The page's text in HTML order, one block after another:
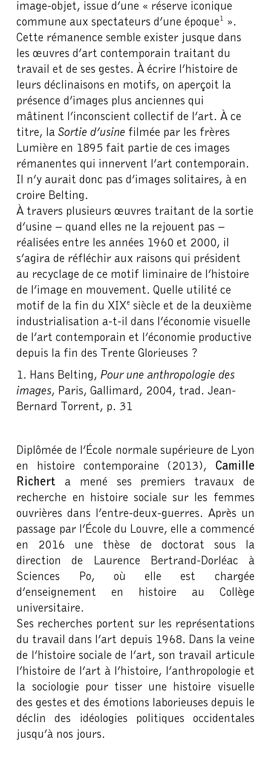
image-objet, issue d’une « réserve iconique
commune aux spectateurs d’une époque1
».
Cette rémanence semble exister jusque dans
les œuvres d’art contemporain traitant du
travail et de ses gestes. À écrire l’histoire de
leurs déclinaisons en motifs, on aperçoit la
présence d’images plus anciennes qui
mâtinent l’inconscient collectif de l’art. À ce
titre, laSortie d’usine filmée par les frères
Lumière en 1895 fait partie de ces images
rémanentes qui innervent l’art contemporain.
Il n’y aurait donc pas d’images solitaires, à en
croire Belting.
À travers plusieurs œuvres traitant de la sortie
d’usine – quand elles ne la rejouent pas –
réalisées entre les années 1960 et 2000, il
s’agira de réfléchir aux raisons qui président
au recyclage de ce motif liminaire de l’histoire
de l’image en mouvement. Quelle utilité ce
motif de la fin du XIXe siècle et de la deuxième
industrialisation a-t-il dans l’économie visuelle
de l’art contemporain et l’économie productive
depuis la fin des Trente Glorieuses ?
1. Hans Belting, Pour une anthropologie des
images, Paris, Gallimard, 2004, trad. Jean-
Bernard Torrent, p. 31
Diplômée de l’École normale supérieure de Lyon
en histoire contemporaine (2013), Camille
Richert a mené ses premiers travaux de
recherche en histoire sociale sur les femmes
ouvrières dans l’entre-deux-guerres. Après un
passage par l’École du Louvre, elle a commencé
en 2016 une thèse de doctorat sous la
direction de Laurence Bertrand-Dorléac à
Sciences Po, où elle est chargée
d’enseignement en histoire au Collège
universitaire.
Ses recherches portent sur les représentations
du travail dans l’art depuis 1968. Dans la veine
de l’histoire sociale de l’art, son travail articule
l’histoire de l’art à l’histoire, l’anthropologie et
la sociologie pour tisser une histoire visuelle
des gestes et des émotions laborieuses depuis le
déclin des idéologies politiques occidentales
jusqu’à nos jours.